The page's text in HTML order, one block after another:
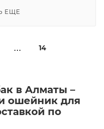
ЕЩЕ
14
в Алматы –
ошейник для
по